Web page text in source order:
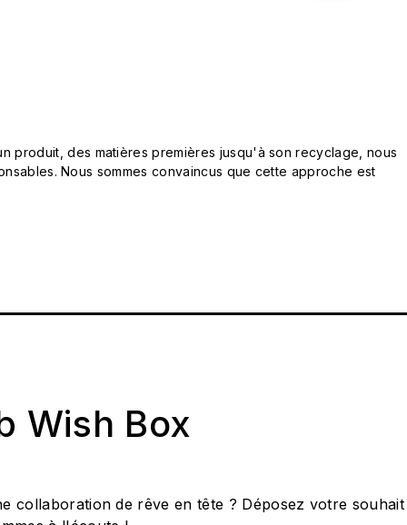
produit, des matières premières jusqu'à son recyclage, nous
Nous sommes convaincus que cette approche est
Wish Box
collaboration de rêve en tête ? Déposez votre souhait